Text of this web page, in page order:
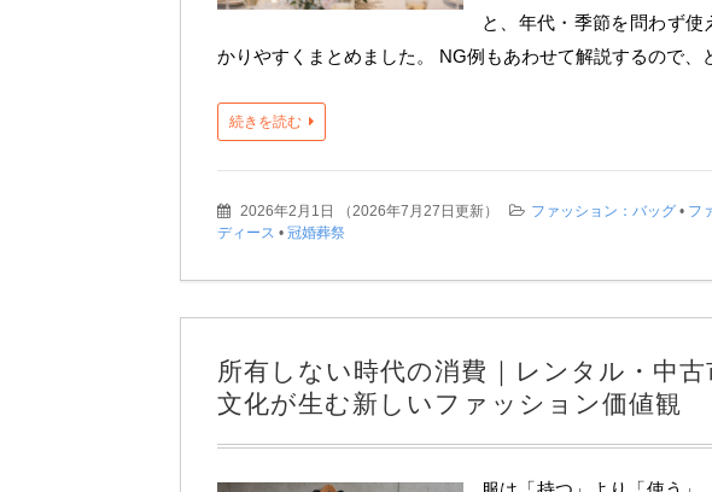
と、年代・季節を問わず
かりやすくまとめました。 NG例もあわせて解説するので、
続きを読む
2026年2月1日 （2026年7月27日更新） ファッション：バッグ • フ
ディース • 冠婚葬祭
所有しない時代の消費｜レンタル・中
文化が生む新しいファッション価値観